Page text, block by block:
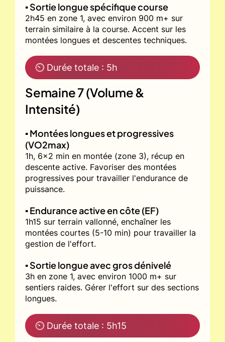
▪️ Sortie longue spécifique course
2h45 en zone 1, avec environ 900 m+ sur
terrain similaire à la course. Accent sur les
montées longues et descentes techniques.
⏲ Durée totale : 5h
Semaine 7 (Volume &
Intensité)
▪️ Montées longues et progressives
(VO2max)
1h, 6x2 min en montée (zone 3), récup en
descente active. Favoriser des montées
progressives pour travailler l'endurance de
puissance.
▪️ Endurance active en côte (EF)
1h15 sur terrain vallonné, enchaîner les
montées courtes (5-10 min) pour travailler la
gestion de l'effort.
▪️ Sortie longue avec gros dénivelé
3h en zone 1, avec environ 1000 m+ sur
sentiers raides. Gérer l'effort sur des sections
longues.
⏲ Durée totale : 5h15